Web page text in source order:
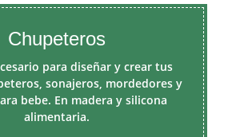
Chupeteros
para diseñar y crear tus
sonajeros, mordedores y
bebe. En madera y silicona
alimentaria.